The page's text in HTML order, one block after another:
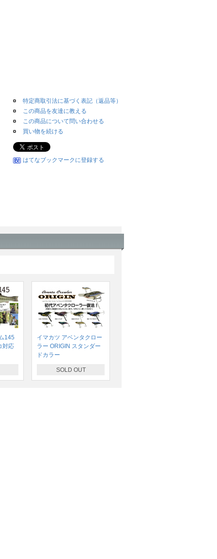
特定商取引法に基づく表記（返品等）
この商品を友達に教える
この商品について問い合わせる
買い物を続ける
はてなブックマークに登録する
145
対応
イマカツ アベンタクロー
ラー ORIGIN スタンダー
ドカラー
SOLD OUT